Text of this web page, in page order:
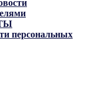
персональных